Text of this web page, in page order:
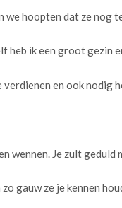
we hoopten dat ze nog
heb ik een groot gezin
verdienen en ook nodig
wennen. Je zult geduld
gauw ze je kennen